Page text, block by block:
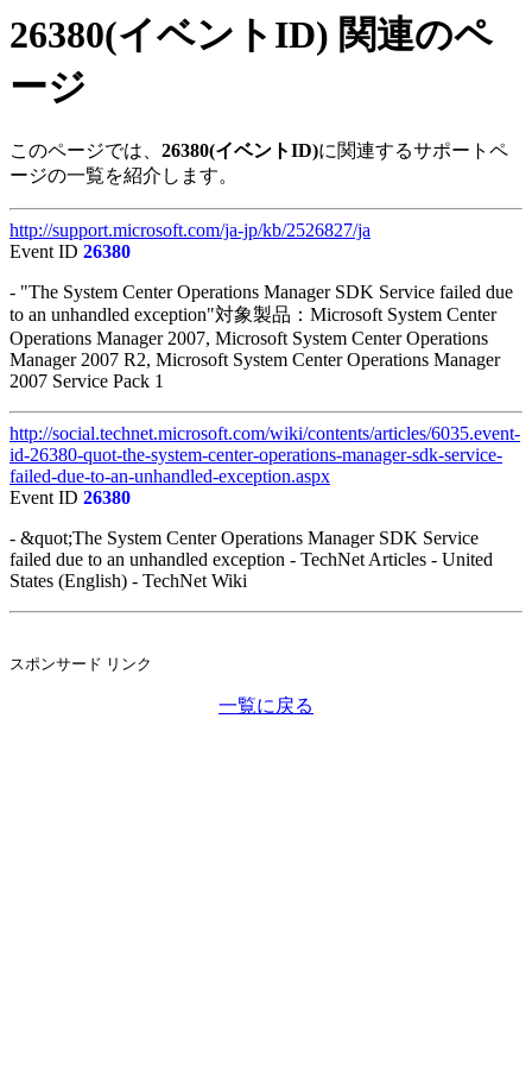
26380(イベントID) 関連のペ
ージ
このページでは、 26380(イベントID)に関連するサポートペ
ージの一覧を紹介します。
http://support.microsoft.com/ja-jp/kb/2526827/ja
Event ID 26380
- "The System Center Operations Manager SDK Service failed due
to an unhandled exception"対象製品：Microsoft System Center
Operations Manager 2007, Microsoft System Center Operations
Manager 2007 R2, Microsoft System Center Operations Manager
2007 Service Pack 1
http://social.technet.microsoft.com/wiki/contents/articles/6035.event-
id-26380-quot-the-system-center-operations-manager-sdk-service-
failed-due-to-an-unhandled-exception.aspx
Event ID 26380
- &quot;The System Center Operations Manager SDK Service
failed due to an unhandled exception - TechNet Articles - United
States (English) - TechNet Wiki
スポンサード リンク
一覧に戻る